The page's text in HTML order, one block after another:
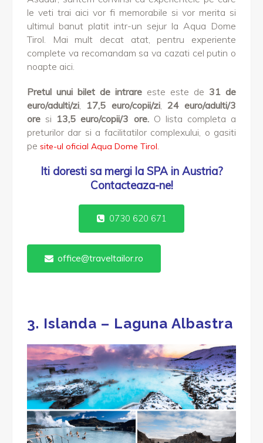
le veti trai aici vor fi memorabile si vor merita si
ultimul banut platit intr-un sejur la Aqua Dome
Tirol. Mai mult decat atat, pentru experiente
complete va recomandam sa va cazati cel putin o
noapte aici.
Pretul unui bilet de intrare este este de 31 de
euro/adulti/zi
17,5 euro/copii/zi, 24 euro/adulti/3
ore si 13,5 euro/copii/3 ore.O lista completa a
preturilor dar si a facilitatilor complexului, o gasiti
pe site-ul oficial Aqua Dome Tirol.
Iti doresti sa mergi la SPA in Austria?
Contacteaza-ne!
0730 620 671
office@traveltailor.ro
3. Islanda – Laguna Albastra